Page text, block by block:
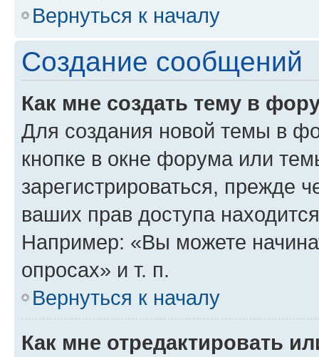
Вернуться к началу
Создание сообщений
Как мне создать тему в
Для создания новой темы в
кнопке в окне форума или
зарегистрироваться, прежде
ваших прав доступа
Например: «Вы можете
опросах» и т. п.
Вернуться к началу
Как мне отредактировать